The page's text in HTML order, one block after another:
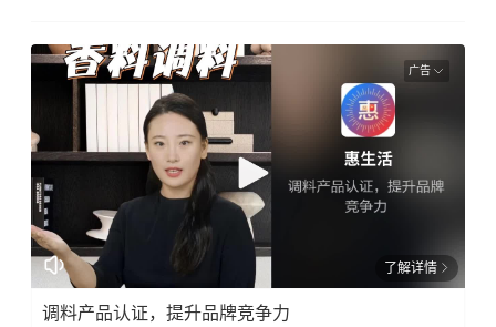
广告
了解详情
调料产品认证，提升品牌竞争力